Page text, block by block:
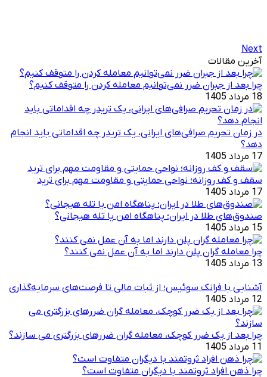
Next
آخرین مقالات
چرا بعد از جبران ضرر نمی‌توانیم معامله کردن را متوقف کنیم؟
18 مرداد 1405
در زمان تحریم صرافی‌های ایرانی، یک تریدر چه اقداماتی باید انجام
دهد؟
17 مرداد 1405
سقف و کف روزانه؛ نواحی حمایتی و مقاومت مهم برای ترید
17 مرداد 1405
صندوق‌های طلا در ایران؛ پناهگاه امن یا تله هیجانی؟
15 مرداد 1405
چرا معامله ‌گران پلن دارند اما به آن عمل نمی ‌کنند؟
13 مرداد 1405
آشنایی با فرانک سوئیس؛ از ثبات مالی تا فرصت‌های سرمایه‌گذاری
12 مرداد 1405
چرا بعد از یک ضرر کوچک، معامله‌ گران ضررهای بزرگتری می ‌سازند؟
11 مرداد 1405
چرا ذهن افراد ثروتمند با دیگران متفاوت است؟